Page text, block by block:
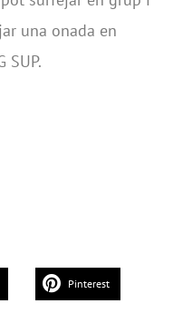
una onada en
SUP.
Pinterest